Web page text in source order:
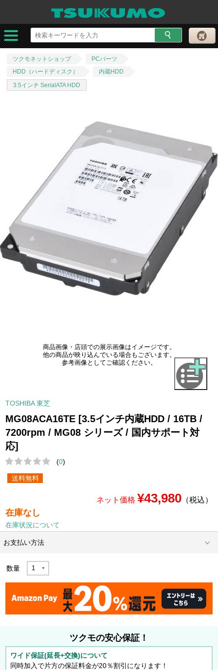
ツクモネットショップ
PCパーツ
HDD（ハードディスク）
内蔵HDD
3.5インチ SerialATA HDD
商品画像・店頭での展示画像はイメージです。
他の商品が映り込んでいる場合もございます。
参考画像としてご確認ください。
TOSHIBA 東芝
MG08ACA16TE [3.5インチ内蔵HDD / 16TB /
7200rpm / MG08 シリーズ / 国内サポート対
応]
(0)
送料無料
ネット価格 ¥43,980（税込）
在庫なし
在庫状況について
お支払い方法
数量
ツクモの安心保証！
ワイド保証(延長+交換)について
同時加入で片方の保証料金が20％割引になります！